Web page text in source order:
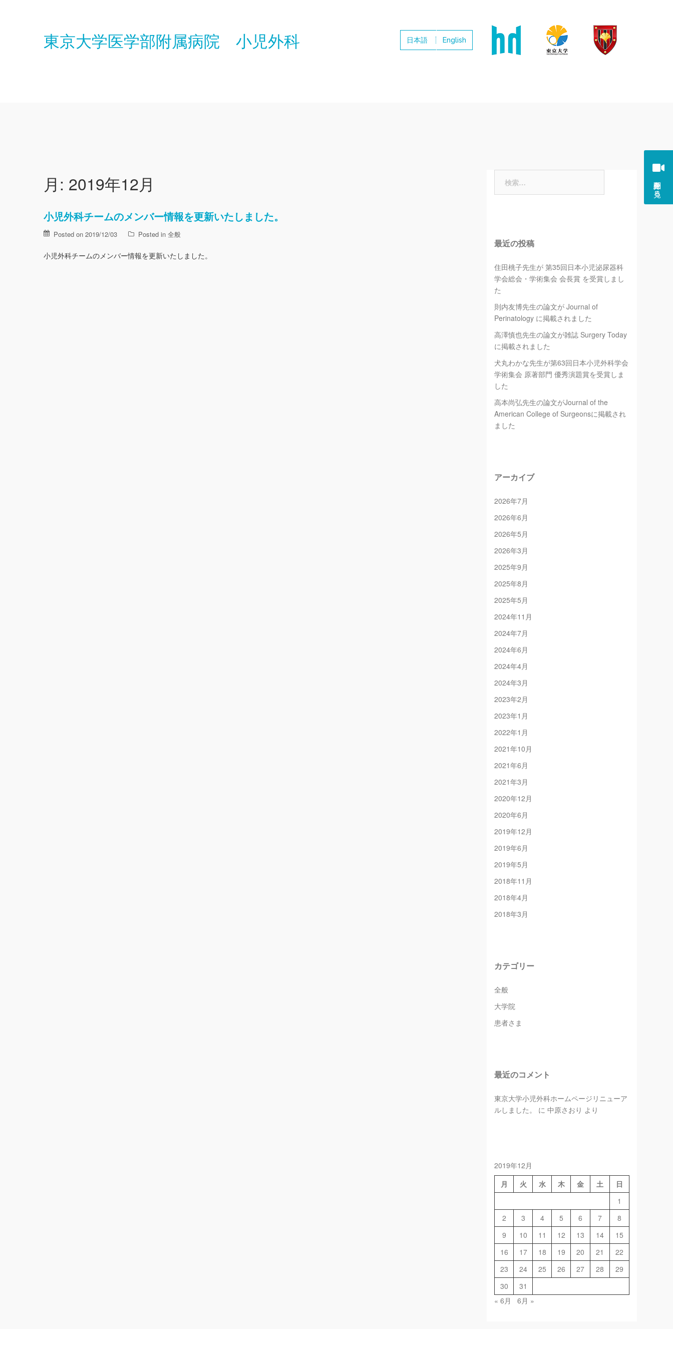
紹介動画を見る
東京大学医学部附属病院 小児外科 日本語 English
月: 2019年12月
小児外科チームのメンバー情報を更新いたしました。
Posted on 2019/12/03 Posted in 全般
小児外科チームのメンバー情報を更新いたしました。
最近の投稿
住田桃子先生が 第35回日本小児泌尿器科
学会総会・学術集会 会長賞 を受賞しまし
た
則内友博先生の論文が Journal of
Perinatology に掲載されました
高澤慎也先生の論文が雑誌 Surgery Today
に掲載されました
犬丸わかな先生が第63回日本小児外科学会
学術集会 原著部門 優秀演題賞を受賞しま
した
高本尚弘先生の論文がJournal of the
American College of Surgeonsに掲載され
ました
アーカイブ
2026年7月
2026年6月
2026年5月
2026年3月
2025年9月
2025年8月
2025年5月
2024年11月
2024年7月
2024年6月
2024年4月
2024年3月
2023年2月
2023年1月
2022年1月
2021年10月
2021年6月
2021年3月
2020年12月
2020年6月
2019年12月
2019年6月
2019年5月
2018年11月
2018年4月
2018年3月
カテゴリー
全般
大学院
患者さま
最近のコメント
東京大学小児外科ホームページリニューア
ルしました。
に 中原さおり より
2019年12月
月
火 水 木 金 土
日
1
2
3 4 5 6 7
8
9
10 11 12 13 14
15
16
17 18 19 20 21
22
23
24 25 26 27 28
29
30
31
« 6月
6月 »